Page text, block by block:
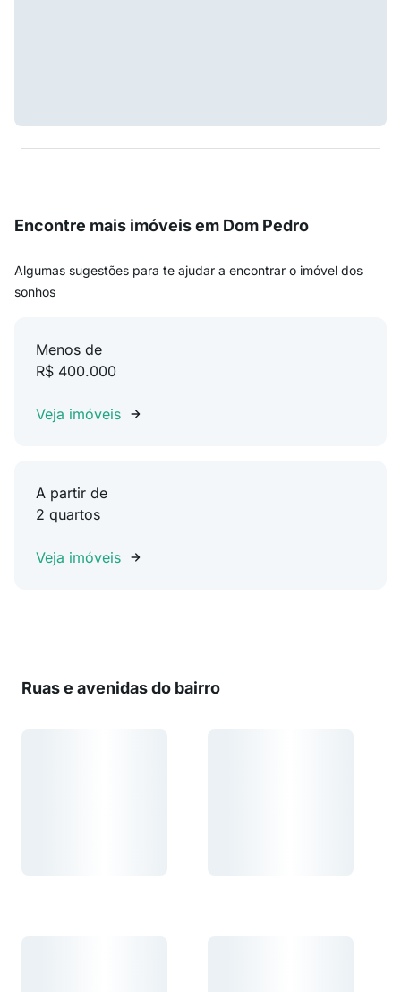
Encontre mais imóveis em Dom Pedro
Algumas sugestões para te ajudar a encontrar o imóvel dos
sonhos
Menos de
R$ 400.000
Veja imóveis
A partir de
2 quartos
Veja imóveis
Ruas e avenidas do bairro